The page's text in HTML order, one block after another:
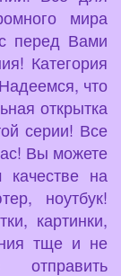
мира
перед Вами
Категория
что
открытка
серии! Все
Вы можете
качестве на
ноутбук!
картинки,
тще и не